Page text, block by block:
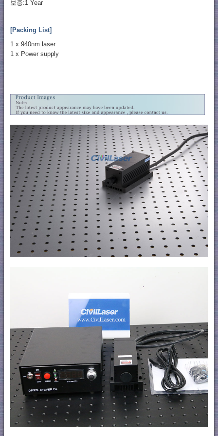
보증:1 Year
[Packing List]
1 x 940nm laser
1 x Power supply